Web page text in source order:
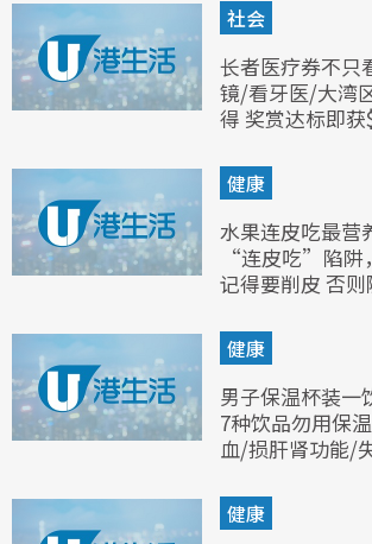
社会
长者医疗券不只
镜/看牙医/大湾
得 奖赏达标即获
健康
水果连皮吃最营
“连皮吃”陷阱
记得要削皮 否则
健康
男子保温杯装一
7种饮品勿用保
血/损肝肾功能/
健康